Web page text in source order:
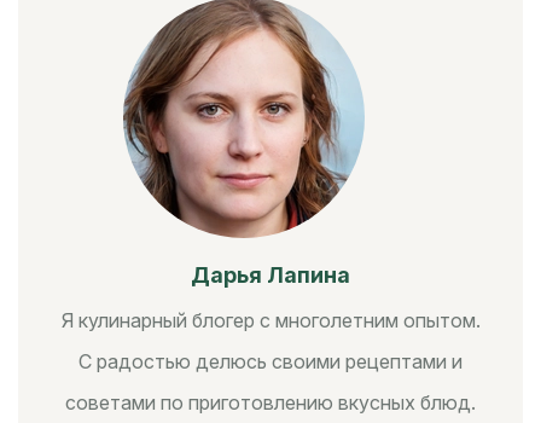
Дарья Лапина
Я кулинарный блогер с многолетним опытом.
С радостью делюсь своими рецептами и
советами по приготовлению вкусных блюд.